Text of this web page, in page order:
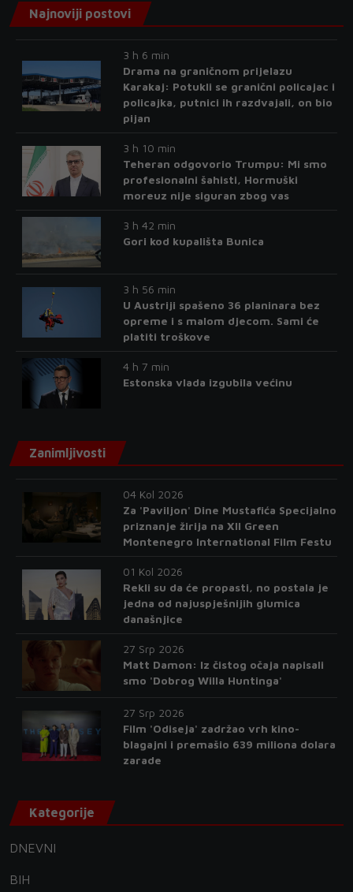
Najnoviji postovi
3 h 6 min
Drama na graničnom prijelazu
Karakaj: Potukli se granični policajac i
policajka, putnici ih razdvajali, on bio
pijan
3 h 10 min
Teheran odgovorio Trumpu: Mi smo
profesionalni šahisti, Hormuški
moreuz nije siguran zbog vas
3 h 42 min
Gori kod kupališta Bunica
3 h 56 min
U Austriji spašeno 36 planinara bez
opreme i s malom djecom. Sami će
platiti troškove
4 h 7 min
Estonska vlada izgubila većinu
Zanimljivosti
04 Kol 2026
Za 'Paviljon' Dine Mustafića Specijalno
priznanje žirija na XII Green
Montenegro International Film Festu
01 Kol 2026
Rekli su da će propasti, no postala je
jedna od najuspješnijih glumica
današnjice
27 Srp 2026
Matt Damon: Iz čistog očaja napisali
smo 'Dobrog Willa Huntinga'
27 Srp 2026
Film 'Odiseja' zadržao vrh kino-
blagajni i premašio 639 miliona dolara
zarade
Kategorije
DNEVNI
BIH